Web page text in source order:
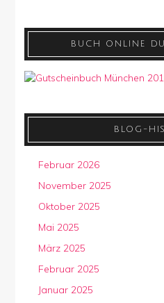
BUCH ONLINE
BLOG-
Februar 2026
November 2025
Oktober 2025
Mai 2025
März 2025
Februar 2025
Januar 2025